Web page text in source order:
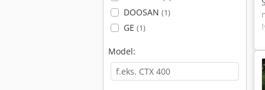
DOOSAN (1)
GE (1)
Model: